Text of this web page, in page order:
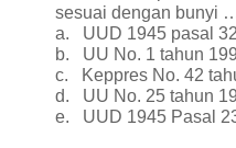
sesuai dengan bunyi
a.
UUD 1945 pasal 32
b.
UU No. 1 tahun
c.
Keppres No. 42
d.
UU No. 25 tahun
e.
UUD 1945 Pasal